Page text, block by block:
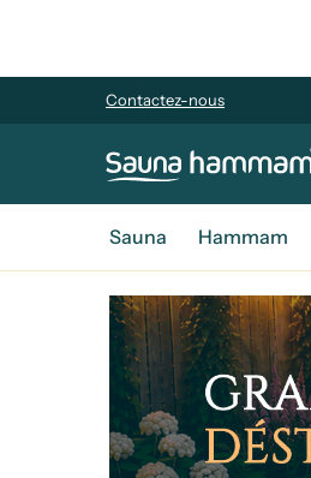
Contactez-nous
Sauna Hammam